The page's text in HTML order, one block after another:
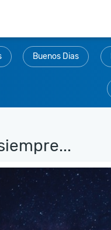
Buenos Dias